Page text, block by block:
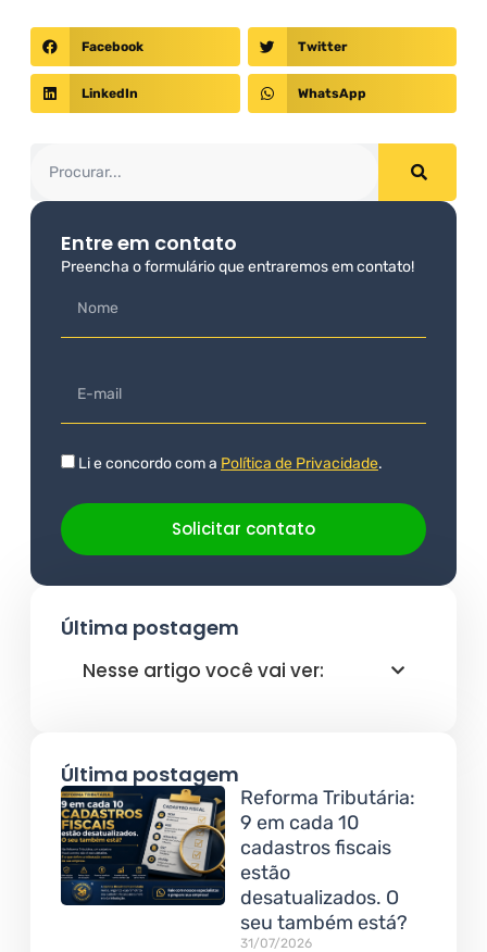
Facebook Twitter
LinkedIn WhatsApp
Entre em contato
Preencha o formulário que entraremos em contato!
Li e concordo com a Política de Privacidade.
Solicitar contato
Última postagem
Nesse artigo você vai ver:
Última postagem
Reforma Tributária:
9 em cada 10
cadastros fiscais
estão
desatualizados. O
seu também está?
31/07/2026